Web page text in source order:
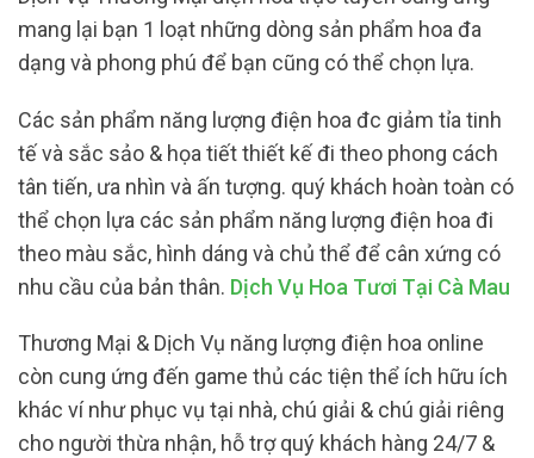
mang lại bạn 1 loạt những dòng sản phẩm hoa đa
dạng và phong phú để bạn cũng có thể chọn lựa.
Các sản phẩm năng lượng điện hoa đc giảm tỉa tinh
tế và sắc sảo & họa tiết thiết kế đi theo phong cách
tân tiến, ưa nhìn và ấn tượng. quý khách hoàn toàn có
thể chọn lựa các sản phẩm năng lượng điện hoa đi
theo màu sắc, hình dáng và chủ thể để cân xứng có
nhu cầu của bản thân. Dịch Vụ Hoa Tươi Tại Cà Mau
Thương Mại & Dịch Vụ năng lượng điện hoa online
còn cung ứng đến game thủ các tiện thể ích hữu ích
khác ví như phục vụ tại nhà, chú giải & chú giải riêng
cho người thừa nhận, hỗ trợ quý khách hàng 24/7 &